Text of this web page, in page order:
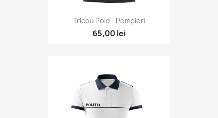
Tricou Polo - Pompieri
65,00 lei